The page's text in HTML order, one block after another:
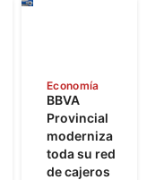
Economía
BBVA
Provincial
moderniza
toda su red
de cajeros